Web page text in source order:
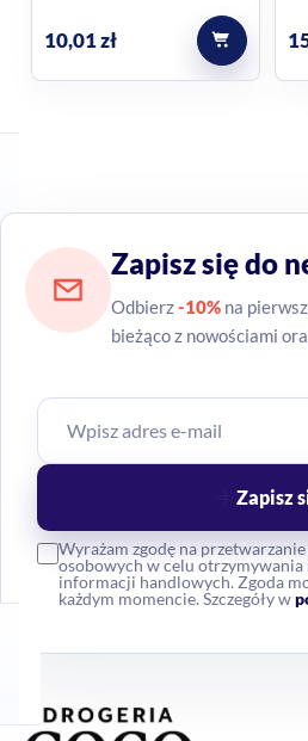
10,01zł
Zapisz się do
Odbierz-10% na
bieżąco z nowościami
Wyrażam zgodę na
osobowych w celu
informacji handlowych. Zgoda
każdym momencie. Szczegóły w
Zapisz